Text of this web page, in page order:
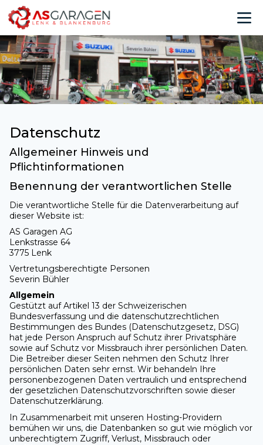
Datenschutz
Allgemeiner Hinweis und
Pflichtinformationen
Benennung der verantwortlichen Stelle
Die verantwortliche Stelle für die Datenverarbeitung auf
dieser Website ist:
AS Garagen AG
Lenkstrasse 64
3775 Lenk
Vertretungsberechtigte Personen
Severin Bühler
Allgemein
Gestützt auf Artikel 13 der Schweizerischen
Bundesverfassung und die datenschutzrechtlichen
Bestimmungen des Bundes (Datenschutzgesetz, DSG)
hat jede Person Anspruch auf Schutz ihrer Privatsphäre
sowie auf Schutz vor Missbrauch ihrer persönlichen Daten.
Die Betreiber dieser Seiten nehmen den Schutz Ihrer
persönlichen Daten sehr ernst. Wir behandeln Ihre
personenbezogenen Daten vertraulich und entsprechend
der gesetzlichen Datenschutzvorschriften sowie dieser
Datenschutzerklärung.
In Zusammenarbeit mit unseren Hosting-Providern
bemühen wir uns, die Datenbanken so gut wie möglich vor
unberechtigtem Zugriff, Verlust, Missbrauch oder